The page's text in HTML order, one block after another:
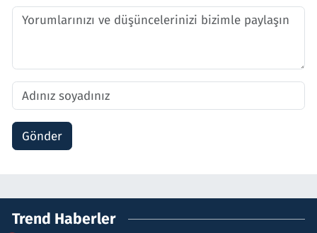
Gönder
Trend Haberler